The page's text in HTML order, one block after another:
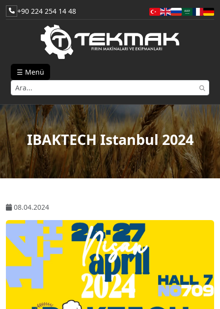
+90 224 254 14 48
☰ Menü
IBAKTECH Istanbul 2024
08.04.2024